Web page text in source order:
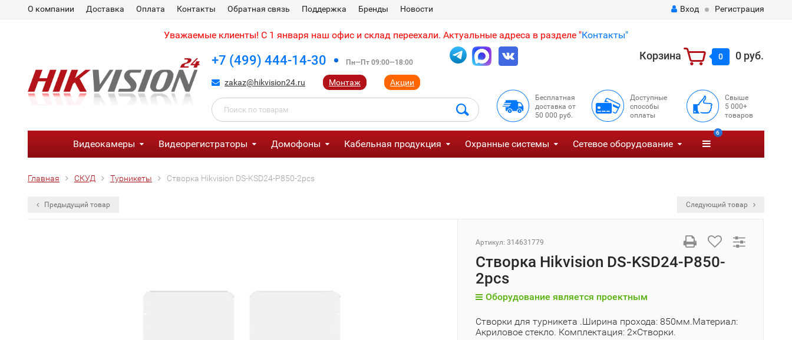
О компании Доставка Оплата Контакты Обратная связь Поддержка Бренды Новости Вход Регистрация
Уважаемые клиенты! С 1 января наш офис и склад переехали. Актуальные адреса в разделе "Контакты"
+7 (499) 444-14-30 Пн—Пт 09:00—18:00
zakaz@hikvision24.ru Монтаж Акции
Корзина 0 0 руб.
Бесплатная
доставка от
50 000 руб.
Доступные
способы
оплаты
Свыше
5 000+
товаров
Видеокамеры Видеорегистраторы Домофоны Кабельная продукция Охранные системы Сетевое оборудование
6
Главная СКУД Турникеты Створка Hikvision DS-KSD24-P850-2pcs
Предыдущий товар Следующий товар
Артикул: 314631779
Створка Hikvision DS-KSD24-P850-
2pcs
Оборудование является проектным
Створки для турникета .Ширина прохода: 850мм.Материал:
Акриловое стекло. Комплектация: 2×Створки.